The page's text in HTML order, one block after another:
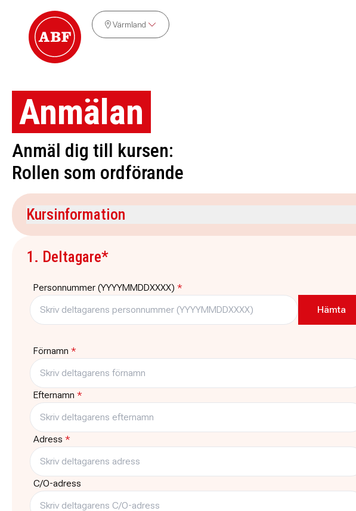
Värmland
Anmälan
Anmäl dig till kursen:
Rollen som ordförande
Kursinformation
Kursdatum
24 oktober 2026
Tid
09:00
ABF Värmland (Gräsdalen), Gräsdalsgatan
Typ
Kurs
1. Deltagare*
Personnummer (YYYYMMDDXXXX) *
Förnamn *
Efternamn *
Adress *
C/O-adress